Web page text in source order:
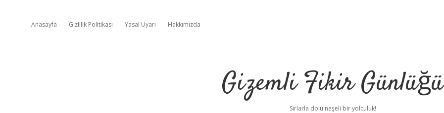
Anasayfa Gizlilik Politikası Yasal Uyarı Hakkımızda
Gizemli Fikir Günlüğü
Sırlarla dolu neşeli bir yolculuk!